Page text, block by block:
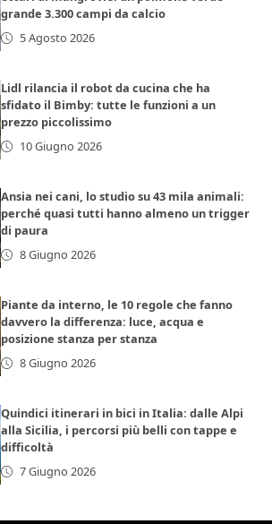
grande 3.300 campi da calcio
5 Agosto 2026
Lidl rilancia il robot da cucina che ha
sfidato il Bimby: tutte le funzioni a un
prezzo piccolissimo
10 Giugno 2026
Ansia nei cani, lo studio su 43 mila animali:
perché quasi tutti hanno almeno un trigger
di paura
8 Giugno 2026
Piante da interno, le 10 regole che fanno
davvero la differenza: luce, acqua e
posizione stanza per stanza
8 Giugno 2026
Quindici itinerari in bici in Italia: dalle Alpi
alla Sicilia, i percorsi più belli con tappe e
difficoltà
7 Giugno 2026